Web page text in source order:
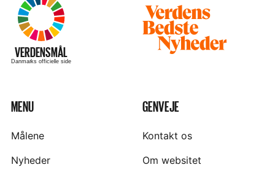
VERDENSMÅL
–
Danmarks officielle side
Besøg
hjemmesiden
MENU
Målene
Nyheder
GENVEJE
Kontakt os
Om websitet